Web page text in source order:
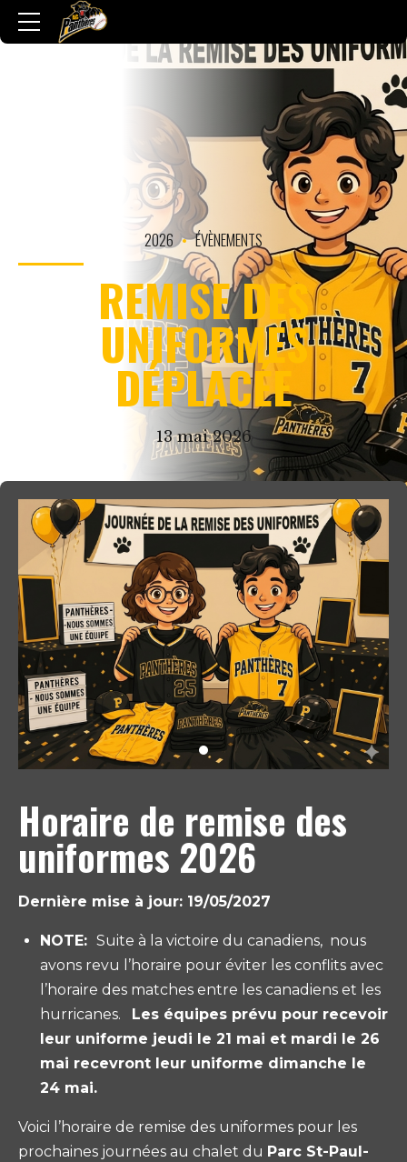
2026 ÉVÈNEMENTS
REMISE DES
UNIFORMES
DÉPLACÉE
13 mai 2026
Horaire de remise des
uniformes 2026
Dernière mise à jour: 19/05/2027
NOTE: Suite à la victoire du canadiens, nous
avons revu l’horaire pour éviter les conflits avec
l’horaire des matches entre les canadiens et les
hurricanes. Les équipes prévu pour recevoir
leur uniforme jeudi le 21 mai et mardi le 26
mai recevront leur uniforme dimanche le
24 mai.
Voici l’horaire de remise des uniformes pour les
prochaines journées au chalet du Parc St-Paul-